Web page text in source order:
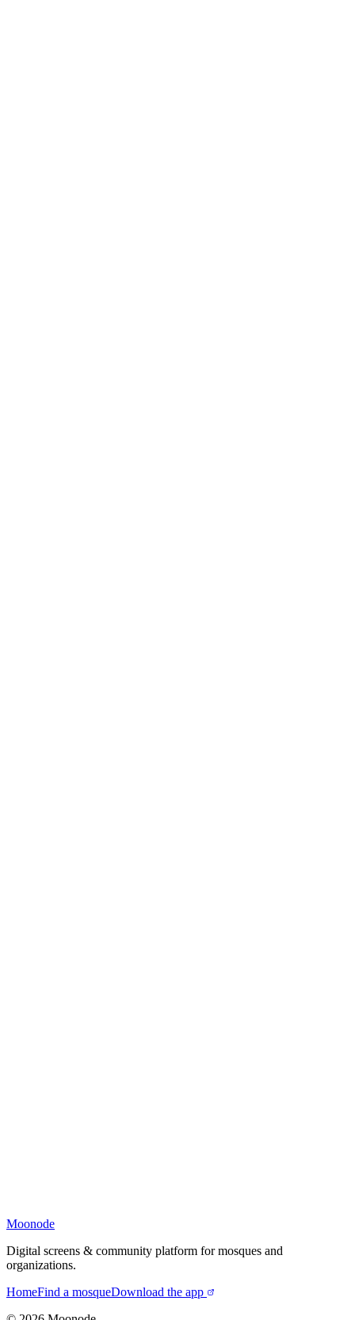
Moonode
Digital screens & community platform for mosques and
organizations.
HomeFind a mosqueDownload the app